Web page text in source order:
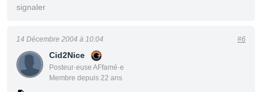
signaler
Cid2Nice
Posteur·euse AFfamé·e
Membre depuis 22 ans
14 Décembre 2004 à 10:04 #6